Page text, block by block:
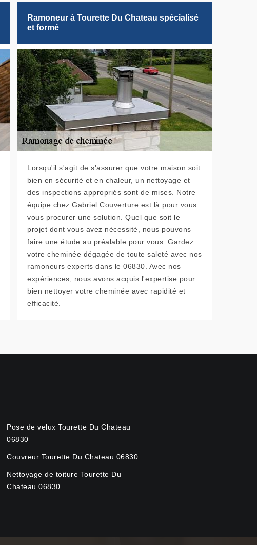
Ramoneur à Tourette Du Chateau spécialisé
et formé
Lorsqu'il s'agit de s'assurer que votre maison soit
bien en sécurité et en chaleur, un nettoyage et
des inspections appropriés sont de mises. Notre
équipe chez Gabriel Couverture est là pour vous
vous procurer une solution. Quel que soit le
projet dont vous avez nécessité, nous pouvons
faire une étude au préalable pour vous. Gardez
votre cheminée dégagée de toute saleté avec nos
ramoneurs experts dans le 06830. Avec nos
expériences, nous avons acquis l'expertise pour
bien nettoyer votre cheminée avec rapidité et
efficacité.
Pose de velux Tourette Du Chateau
06830
Couvreur Tourette Du Chateau 06830
Nettoyage de toiture Tourette Du
Chateau 06830